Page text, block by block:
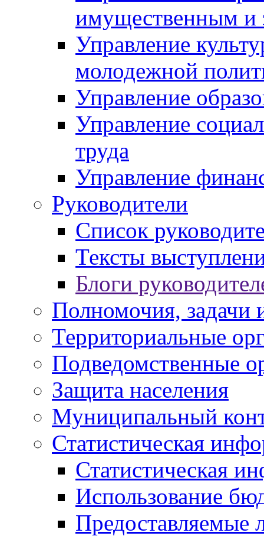
имущественным и
Управление
молодежной
Управление
Управление
труда
Управление
Руководители
Список
Тексты
Блоги
Полномочия, задачи
Территориальные
Подведомственные
Защита населения
Муниципальный
Статистическая
Статистическая
Использование
Предоставляемые